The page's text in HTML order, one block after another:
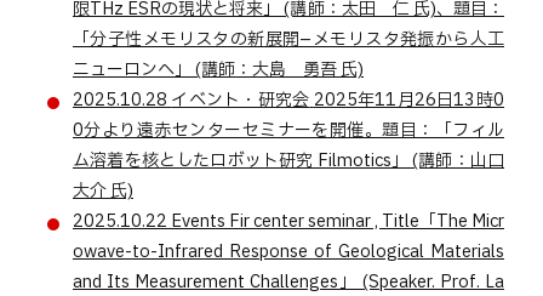
限THz ESRの現状と将来」 (講師：太田 仁 氏)、題目：
「分子性メモリスタの新展開–メモリスタ発振から人工
ニューロンへ」 (講師：大島 勇吾 氏)
2025.10.28 イベント・研究会 2025年11月26日13時0
0分より遠赤センターセミナーを開催。題目：「フィル
ム溶着を核としたロボット研究 Filmotics」 (講師：山口
大介 氏)
2025.10.22 Events Fir center seminar , Title「The Micr
owave-to-Infrared Response of Geological Materials
and Its Measurement Challenges」 (Speaker. Prof. La